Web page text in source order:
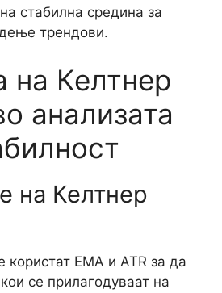
стабилна средина за
трендови.
на Келтнер
анализата
на Келтнер
користат EMA и ATR за да
се прилагодуваат на